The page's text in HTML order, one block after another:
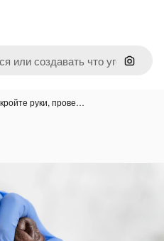
Поиск
руки, прове…